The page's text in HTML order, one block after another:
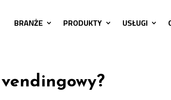
BRANŻE PRODUKTY USŁUGI